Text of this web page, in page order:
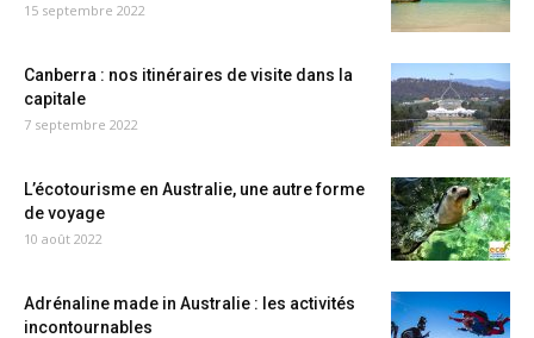
15 septembre 2022
Canberra : nos itinéraires de visite dans la
capitale
7 septembre 2022
L’écotourisme en Australie, une autre forme
de voyage
10 août 2022
Adrénaline made in Australie : les activités
incontournables